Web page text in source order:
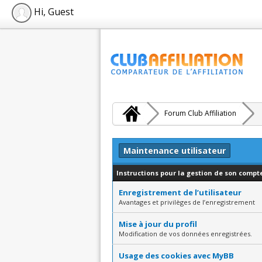
Hi, Guest
Forum Club Affiliation
Maintenance utilisateur
Instructions pour la gestion de son
Enregistrement de l’utilisateur
Avantages et privilèges de l’enregistrement
Mise à jour du profil
Modification de vos données enregistrées.
Usage des cookies avec MyBB